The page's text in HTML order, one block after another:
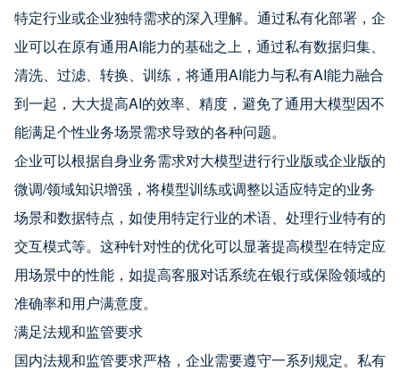
特定行业或企业独特需求的深入理解。通过私有化部署，企
业可以在原有通用AI能力的基础之上，通过私有数据归集、
清洗、过滤、转换、训练，将通用AI能力与私有AI能力融合
到一起，大大提高AI的效率、精度，避免了通用大模型因不
能满足个性业务场景需求导致的各种问题。
企业可以根据自身业务需求对大模型进行行业版或企业版的
微调/领域知识增强，将模型训练或调整以适应特定的业务
场景和数据特点，如使用特定行业的术语、处理行业特有的
交互模式等。这种针对性的优化可以显著提高模型在特定应
用场景中的性能，如提高客服对话系统在银行或保险领域的
准确率和用户满意度。
满足法规和监管要求
国内法规和监管要求严格，企业需要遵守一系列规定。私有